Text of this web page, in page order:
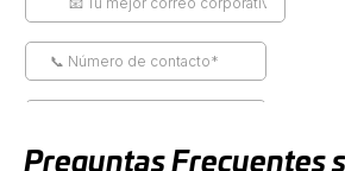
Preguntas Frecuentes